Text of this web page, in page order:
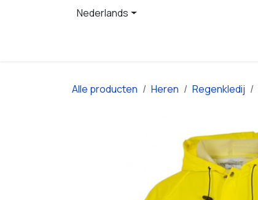
Overslaan naar inhoudNederlands
Alle producten Heren Regenkledij